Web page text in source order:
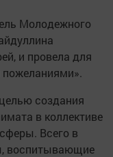
Молодежного
и провела для
создания
в коллективе
Всего в
воспитывающие